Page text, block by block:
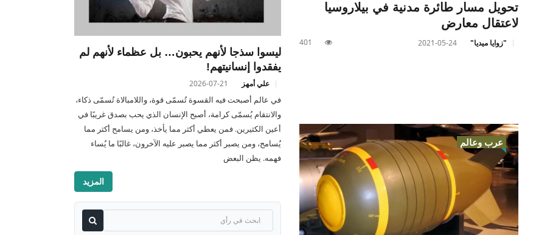
تحويل مسار طائرة مدنية في بيلاروسيا
لاعتقال معارض
"زوايا ميديا" 2021-05-24
401
عرب وعالم
ليسوا سذجا لأنهم يحبون… بل عظماء لأنهم لم
يفقدوا إنسانيتهم!
علي أمهز 2026-07-21
في عالم أصبحت فيه القسوة تُسمّى قوة، واللامبالاة تُسمّى ذكاء،
والانتقام يُسمّى كرامة، أصبح الإنسان الذي يحب بصدق غريبًا في
أعين الكثيرين. فمن يعطي أكثر مما يأخذ، ومن يسامح أكثر مما
يُسامح، ومن يصبر أكثر مما يصبر عليه الآخرون، غالبًا ما يُساء
فهمه. يظن البعض
المزيد